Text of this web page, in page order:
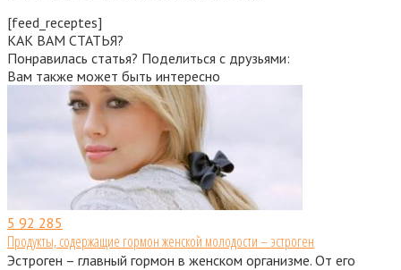
[feed_receptes]
КАК ВАМ СТАТЬЯ?
Понравилась статья? Поделиться с друзьями:
Вам также может быть интересно
5 92 285
Продукты, содержащие гормон женской молодости – эстроген
Эстроген – главный гормон в женском организме. От его